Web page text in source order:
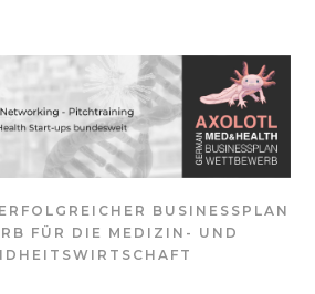
BUSINESSPLAN
FÜR DIE MEDIZIN- UND